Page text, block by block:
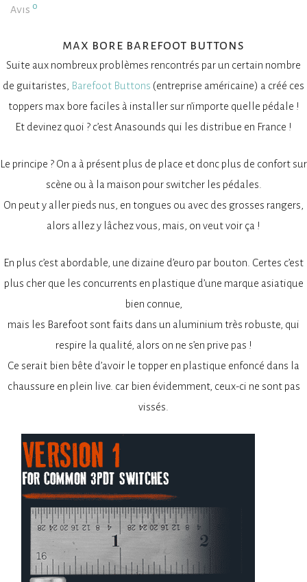
Avis 0
max bore barefoot buttons
Suite aux nombreux problèmes rencontrés par un certain nombre
de guitaristes, Barefoot Buttons (entreprise américaine) a créé ces
toppers max bore faciles à installer sur n’importe quelle pédale !
Et devinez quoi ? c’est Anasounds qui les distribue en France !
Le principe ? On a à présent plus de place et donc plus de confort sur
scène ou à la maison pour switcher les pédales.
On peut y aller pieds nus, en tongues ou avec des grosses rangers,
alors allez y lâchez vous, mais, on veut voir ça !
En plus c’est abordable, une dizaine d’euro par bouton. Certes c’est
plus cher que les concurrents en plastique d’une marque asiatique
bien connue,
mais les Barefoot sont faits dans un aluminium très robuste, qui
respire la qualité, alors on ne s’en prive pas !
Ce serait bien bête d’avoir le topper en plastique enfoncé dans la
chaussure en plein live. car bien évidemment, ceux-ci ne sont pas
vissés.